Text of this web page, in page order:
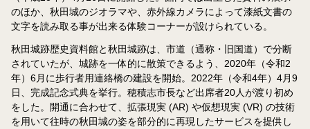
のほか、秋田城のジオラマや、赤外線カメラによって漆紙文書の
文字を読み取る事が出来る体験コーナーが設けられている。
秋田城跡歴史資料館と秋田城跡は、市道（通称・旧国道）で分断
されていたが、城跡を一体的に散策できるよう、2020年（令和2
年）6月に歩行者用連絡橋の建設を開始。2022年（令和4年）4月9
日、完成記念式典を挙行。穂積志市長など出席者20人が渡り初め
をした。開通に合わせて、拡張現実 (AR) や仮想現実 (VR) の技術
を用いて往時の秋田城の姿を部分的に再現したサービスを提供し